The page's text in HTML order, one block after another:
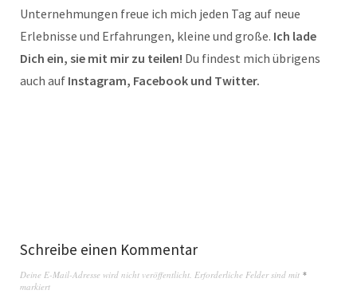
Unternehmungen freue ich mich jeden Tag auf neue
Erlebnisse und Erfahrungen, kleine und große. Ich lade
Dich ein, sie mit mir zu teilen! Du findest mich übrigens
auch auf Instagram, Facebook und Twitter.
Schreibe einen Kommentar
Deine E-Mail-Adresse wird nicht veröffentlicht. Erforderliche Felder sind mit *
markiert